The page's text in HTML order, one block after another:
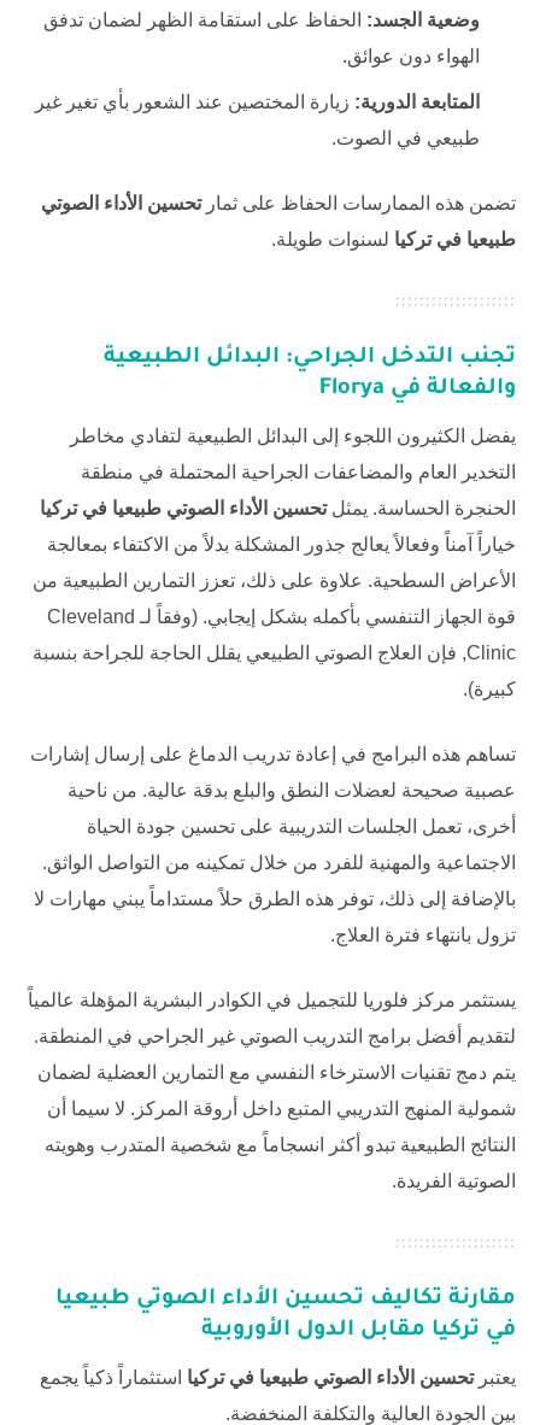
وضعية الجسد: الحفاظ على استقامة الظهر لضمان تدفق
الهواء دون عوائق.
المتابعة الدورية: زيارة المختصين عند الشعور بأي تغير غير
طبيعي في الصوت.
تضمن هذه الممارسات الحفاظ على ثمارتحسين الأداء الصوتي
طبيعيا في تركيا لسنوات طويلة.
تجنب التدخل الجراحي: البدائل الطبيعية
والفعالة في Florya
يفضل الكثيرون اللجوء إلى البدائل الطبيعية لتفادي مخاطر
التخدير العام والمضاعفات الجراحية المحتملة في منطقة
الحنجرة الحساسة. يمثلتحسين الأداء الصوتي طبيعيا في تركيا
خياراً آمناً وفعالاً يعالج جذور المشكلة بدلاً من الاكتفاء بمعالجة
الأعراض السطحية. علاوة على ذلك، تعزز التمارين الطبيعية من
قوة الجهاز التنفسي بأكمله بشكل إيجابي. (وفقاً لـ Cleveland
Clinic, فإن العلاج الصوتي الطبيعي يقلل الحاجة للجراحة بنسبة
كبيرة).
تساهم هذه البرامج في إعادة تدريب الدماغ على إرسال إشارات
عصبية صحيحة لعضلات النطق والبلع بدقة عالية. من ناحية
أخرى، تعمل الجلسات التدريبية على تحسين جودة الحياة
الاجتماعية والمهنية للفرد من خلال تمكينه من التواصل الواثق.
بالإضافة إلى ذلك، توفر هذه الطرق حلاً مستداماً يبني مهارات لا
تزول بانتهاء فترة العلاج.
يستثمر مركز فلوريا للتجميل في الكوادر البشرية المؤهلة عالمياً
لتقديم أفضل برامج التدريب الصوتي غير الجراحي في المنطقة.
يتم دمج تقنيات الاسترخاء النفسي مع التمارين العضلية لضمان
شمولية المنهج التدريبي المتبع داخل أروقة المركز. لا سيما أن
النتائج الطبيعية تبدو أكثر انسجاماً مع شخصية المتدرب وهويته
الصوتية الفريدة.
مقارنة تكاليف تحسين الأداء الصوتي طبيعيا
في تركيا مقابل الدول الأوروبية
يعتبرتحسين الأداء الصوتي طبيعيا في تركيا استثماراً ذكياً يجمع
بين الجودة العالية والتكلفة المنخفضة.